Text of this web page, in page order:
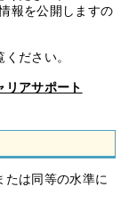
報を公開しますの
ださい。
アサポート
は同等の水準に